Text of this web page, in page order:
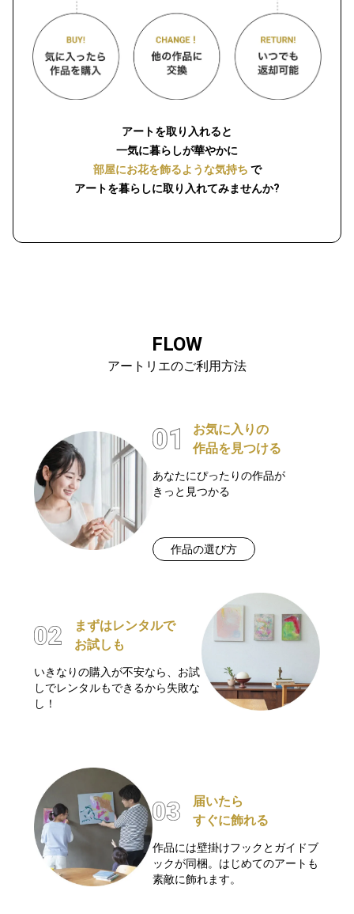
アートを取り入れると
一気に暮らしが華やかに
部屋にお花を飾るような気持ち で
アートを暮らしに取り入れてみませんか?
FLOW
アートリエのご利用方法
お気に入りの
作品を見つける
あなたにぴったりの作品が
きっと見つかる
作品の選び方
まずはレンタルで
お試しも
いきなりの購入が不安なら、お試
しでレンタルもできるから失敗な
し！
届いたら
すぐに飾れる
作品には壁掛けフックとガイドブ
ックが同梱。はじめてのアートも
素敵に飾れます。